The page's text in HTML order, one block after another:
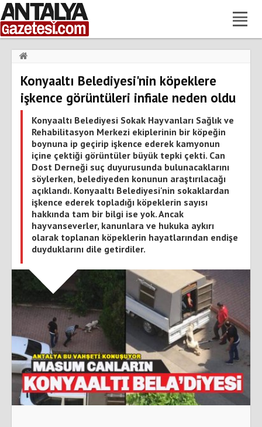
Konyaaltı Belediyesi'nin köpeklere işkence görüntüleri infiale
neden oldu
Konyaaltı Belediyesi'nin köpeklere
işkence görüntüleri infiale neden oldu
Konyaaltı Belediyesi Sokak Hayvanları Sağlık ve
Rehabilitasyon Merkezi ekiplerinin bir köpeğin
boynuna ip geçirip işkence ederek kamyonun
içine çektiği görüntüler büyük tepki çekti. Can
Dost Derneği suç duyurusunda bulunacaklarını
söylerken, belediyeden konunun araştırılacağı
açıklandı. Konyaaltı Belediyesi'nin sokaklardan
işkence ederek topladığı köpeklerin sayısı
hakkında tam bir bilgi ise yok. Ancak
hayvanseverler, kanunlara ve hukuka aykırı
olarak toplanan köpeklerin hayatlarından endişe
duyduklarını dile getirdiler.